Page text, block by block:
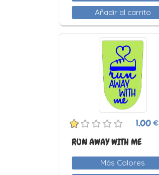
Añadir al carrito
1,00 €
RUN AWAY WITH ME
Más Colores